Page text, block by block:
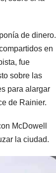
de dinero.
en
fue
sobre las
para alargar
de Rainier.
McDowell
la ciudad.